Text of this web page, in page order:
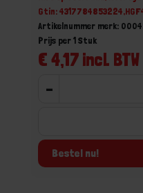
Gtin:
Artikelnummer merk:
€ 4,17 incl. BTW
Prijs per 1 Stuk
-
Bestel nu!